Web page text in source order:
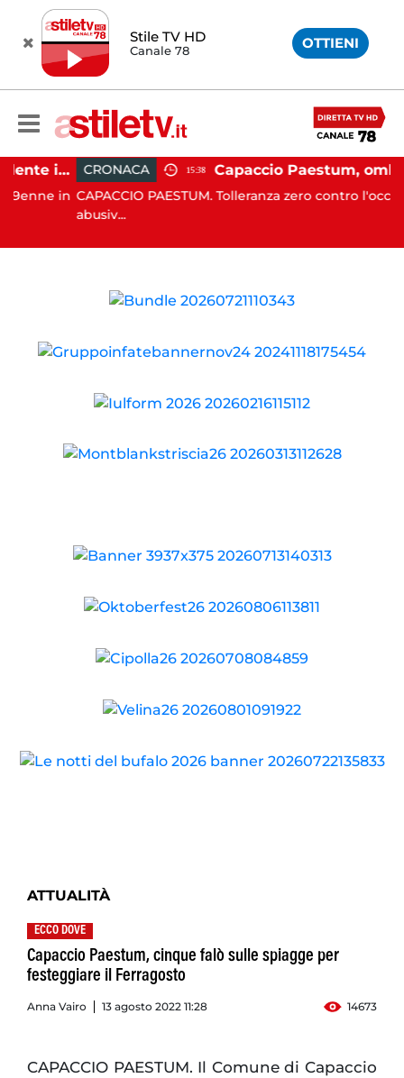
Stile TV HD
Canale 78 OTTIENI
Altavilla Silentina, incidente in moto nella notte: 19enne in prognosi riservata
in
CRONACA 15:38
CAPACCIO PAESTUM. Tolleranza zero contro
abusiv...
ATTUALITÀ
ECCO DOVE
Capaccio Paestum, cinque falò sulle spiagge per
festeggiare il Ferragosto
Anna Vairo 13 agosto 2022 11:28 14673
CAPACCIO PAESTUM. Il Comune di Capaccio